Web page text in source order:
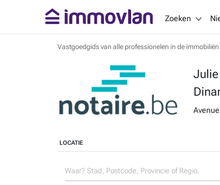
Zoeken
Vastgoedgids van alle professionelen in de immobiliën
LOCATIE